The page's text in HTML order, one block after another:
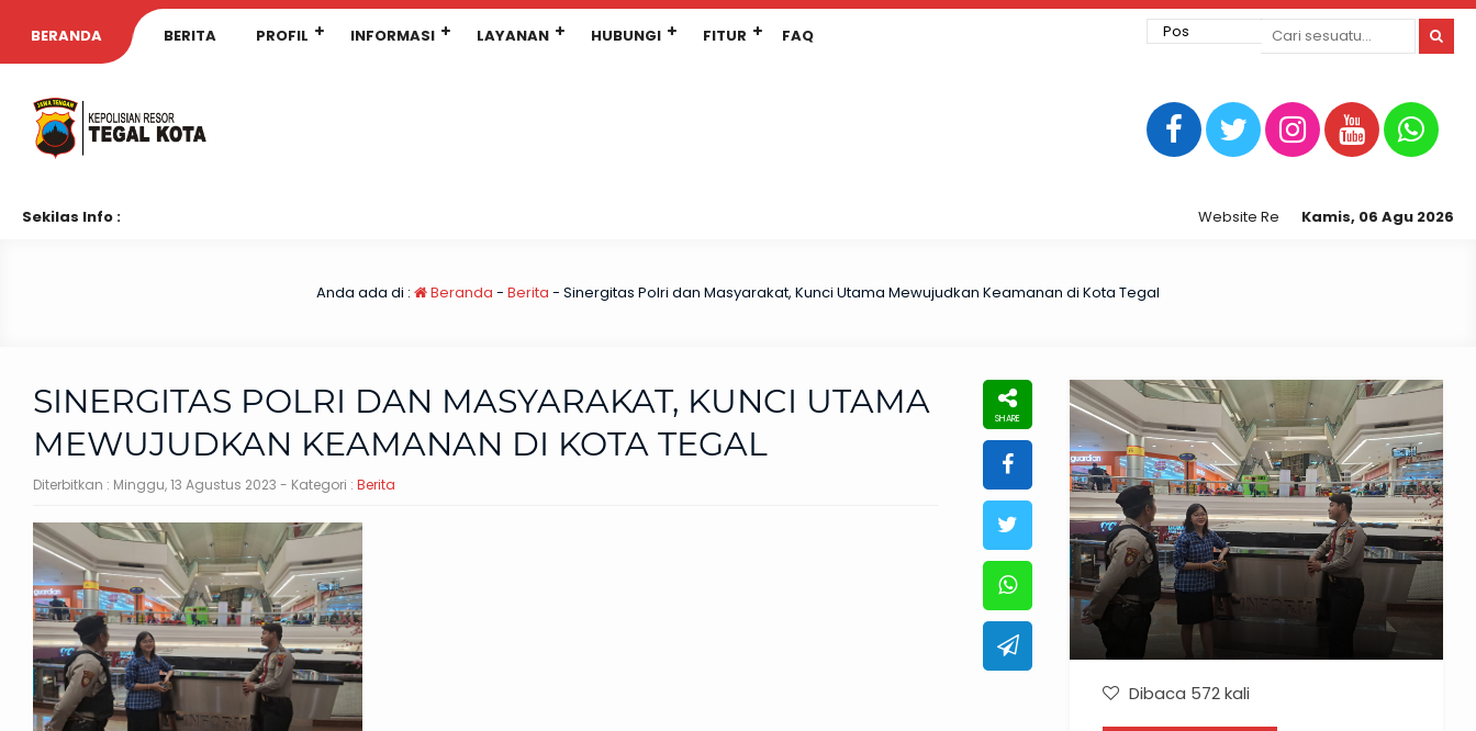
BERANDA BERITA PROFIL INFORMASI LAYANAN HUBUNGI FITUR FAQ
Sekilas Info : Kamis, 06 Agu 2026
Website Resmi Kepolisian Resor Tegal Kota
Anda ada di : Beranda - Berita - Sinergitas Polri dan Masyarakat, Kunci Utama Mewujudkan Keamanan di Kota Tegal
SINERGITAS POLRI DAN MASYARAKAT, KUNCI UTAMA
MEWUJUDKAN KEAMANAN DI KOTA TEGAL
Diterbitkan : Minggu, 13 Agustus 2023 - Kategori : Berita
Dibaca 572 kali